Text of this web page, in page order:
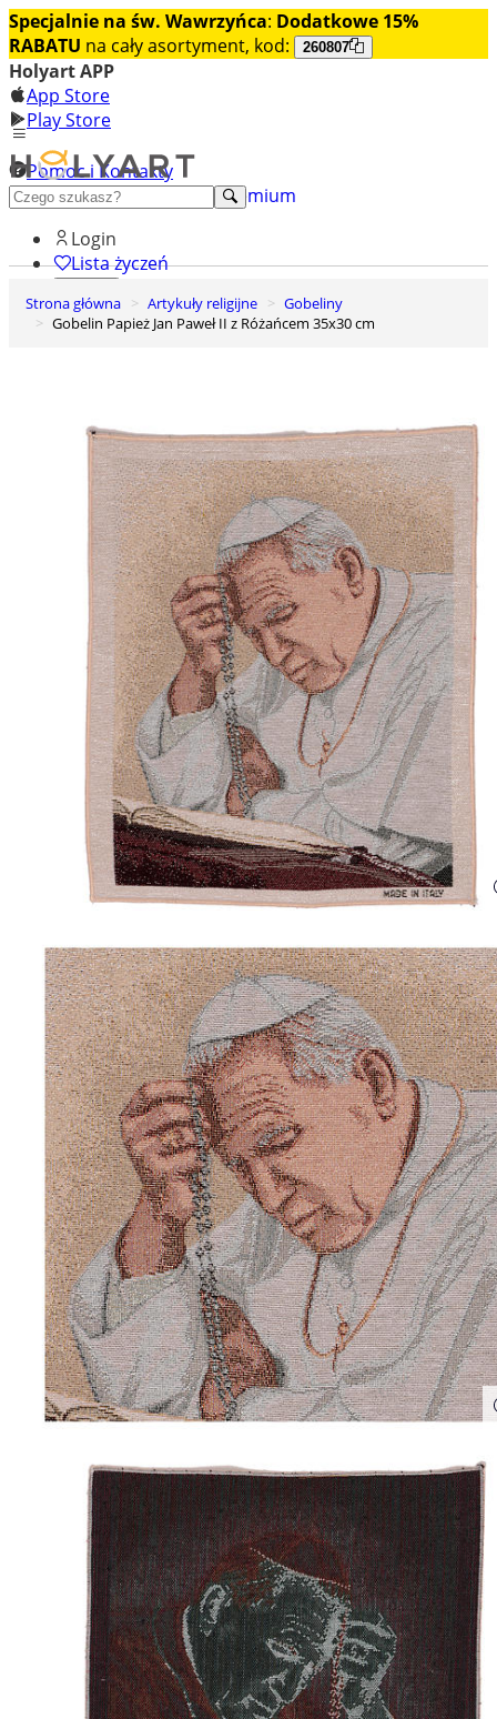
Specjalnie na św. Wawrzyńca: Dodatkowe 15%
RABATU na cały asortyment, kod: 260807
Holyart APP
App Store
Play Store
Pomoc i Kontakty
+48 222 922 860
Odkryj premium
Login
Lista życzeń
0
Koszyk
Strona główna Artykuły religijne
Gobeliny
Gobelin Papież Jan Paweł II z Różańcem 35x30 cm